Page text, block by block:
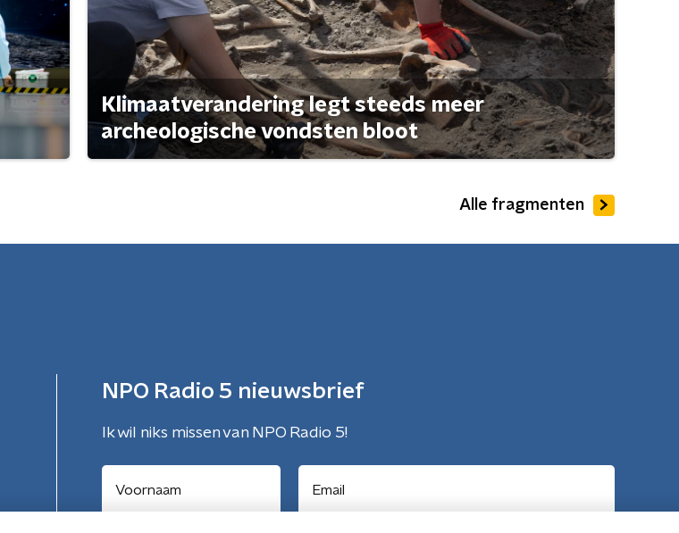
Klimaatverandering legt steeds meer
archeologische vondsten bloot
Alle fragmenten
NPO Radio 5 nieuwsbrief
Ik wil niks missen van NPO Radio 5!